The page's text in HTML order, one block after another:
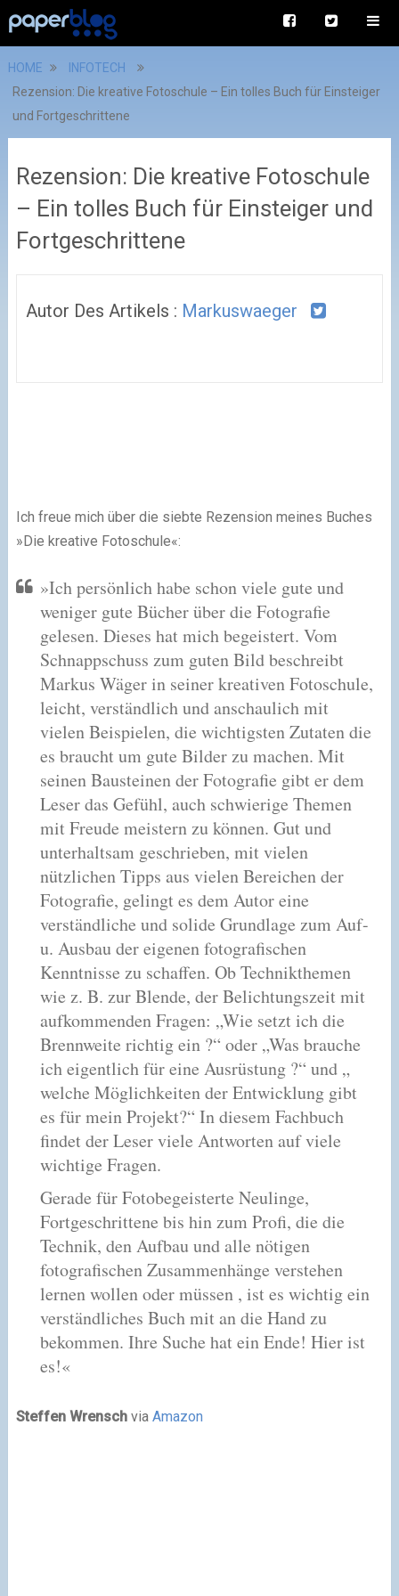
HOME
INFOTECH
Rezension: Die kreative Fotoschule – Ein tolles Buch für Einsteiger
und Fortgeschrittene
Rezension: Die kreative Fotoschule
– Ein tolles Buch für Einsteiger und
Fortgeschrittene
Autor Des Artikels : Markuswaeger
Ich freue mich über die siebte Rezension meines Buches
»Die kreative Fotoschule«:
»Ich persönlich habe schon viele gute und
weniger gute Bücher über die Fotografie
gelesen. Dieses hat mich begeistert. Vom
Schnappschuss zum guten Bild beschreibt
Markus Wäger in seiner kreativen Fotoschule,
leicht, verständlich und anschaulich mit
vielen Beispielen, die wichtigsten Zutaten die
es braucht um gute Bilder zu machen. Mit
seinen Bausteinen der Fotografie gibt er dem
Leser das Gefühl, auch schwierige Themen
mit Freude meistern zu können. Gut und
unterhaltsam geschrieben, mit vielen
nützlichen Tipps aus vielen Bereichen der
Fotografie, gelingt es dem Autor eine
verständliche und solide Grundlage zum Auf-
u. Ausbau der eigenen fotografischen
Kenntnisse zu schaffen. Ob Technikthemen
wie z. B. zur Blende, der Belichtungszeit mit
aufkommenden Fragen: „Wie setzt ich die
Brennweite richtig ein ?“ oder „Was brauche
ich eigentlich für eine Ausrüstung ?“ und „
welche Möglichkeiten der Entwicklung gibt
es für mein Projekt?“ In diesem Fachbuch
findet der Leser viele Antworten auf viele
wichtige Fragen.
Gerade für Fotobegeisterte Neulinge,
Fortgeschrittene bis hin zum Profi, die die
Technik, den Aufbau und alle nötigen
fotografischen Zusammenhänge verstehen
lernen wollen oder müssen , ist es wichtig ein
verständliches Buch mit an die Hand zu
bekommen. Ihre Suche hat ein Ende! Hier ist
es!«
Steffen Wrenschvia Amazon